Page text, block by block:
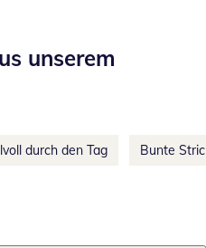
unserem
durch den Tag Bunte